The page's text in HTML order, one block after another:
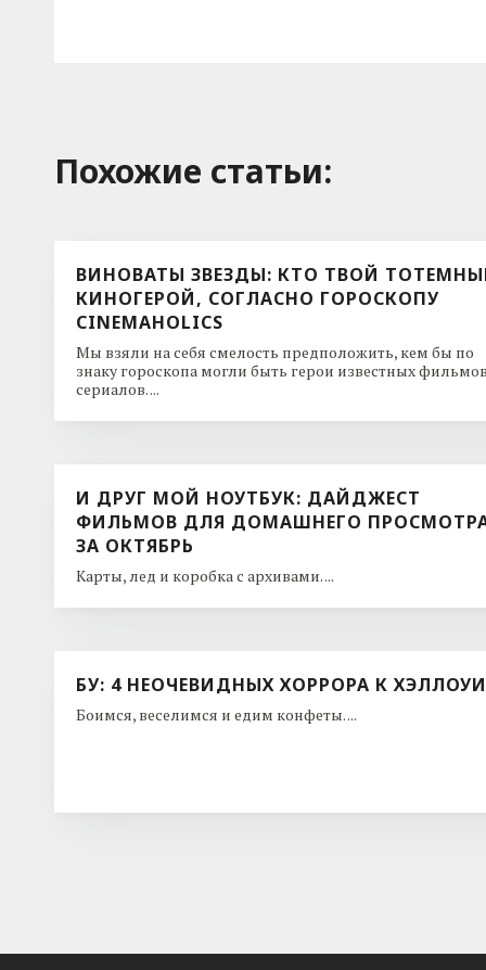
Похожие cтатьи:
ВИНОВАТЫ ЗВЕЗДЫ: КТО ТВОЙ
КИНОГЕРОЙ, СОГЛАСНО ГОРОСКОПУ
CINEMAHOLICS
Мы взяли на себя смелость предположить, кем бы по
знаку гороскопа могли быть герои известных
сериалов. ...
И ДРУГ МОЙ НОУТБУК: ДАЙДЖЕСТ
ФИЛЬМОВ ДЛЯ ДОМАШНЕГО
ЗА ОКТЯБРЬ
Карты, лед и коробка с архивами. ...
БУ: 4 НЕОЧЕВИДНЫХ ХОРРОРА К
Боимся, веселимся и едим конфеты. ...